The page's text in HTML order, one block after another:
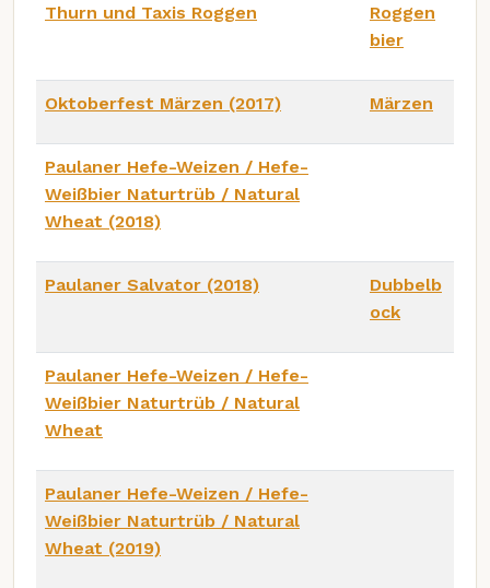
Thurn und Taxis Roggen
Roggen
bier
Oktoberfest Märzen (2017) Märzen
Paulaner Hefe-Weizen / Hefe-
Weißbier Naturtrüb / Natural
Wheat (2018)
Paulaner Salvator (2018)
Dubbelb
ock
Paulaner Hefe-Weizen / Hefe-
Weißbier Naturtrüb / Natural
Wheat
Paulaner Hefe-Weizen / Hefe-
Weißbier Naturtrüb / Natural
Wheat (2019)